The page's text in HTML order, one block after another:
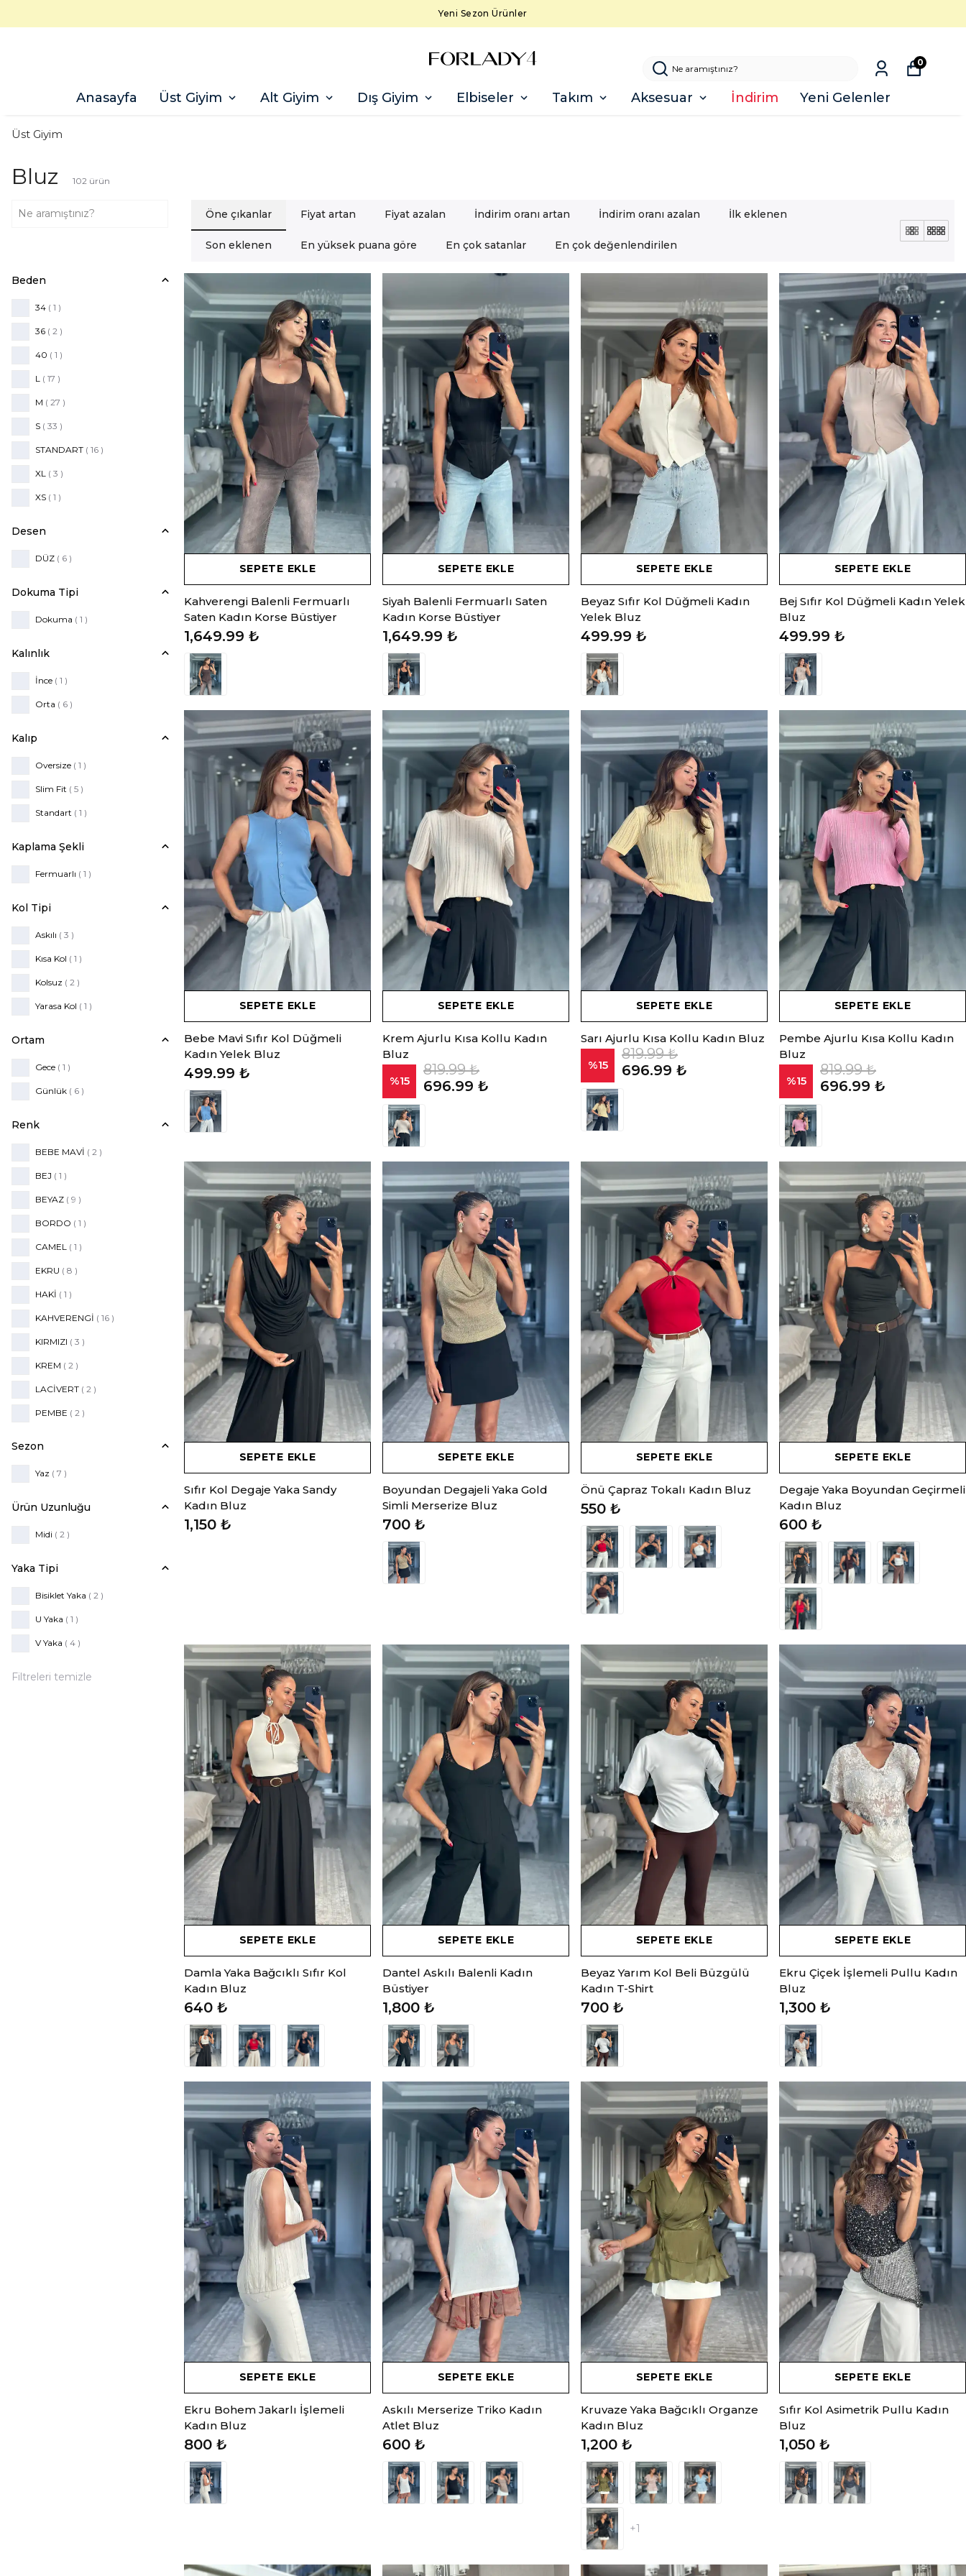
Yeni Sezon Ürünler
Anasayfa Üst Giyim Alt Giyim Dış Giyim Elbiseler Takım Aksesuar İndirim Yeni Gelenler
0
Üst Giyim
Bluz 102 ürün
Öne çıkanlar Fiyat artan Fiyat azalan İndirim oranı artan İndirim oranı azalan İlk eklenen
Son eklenen En yüksek puana göre En çok satanlar En çok değenlendirilen
Beden
34 ( 1 )
36 ( 2 )
40 ( 1 )
L ( 17 )
M ( 27 )
S ( 33 )
STANDART ( 16 )
XL ( 3 )
XS ( 1 )
Desen
DÜZ ( 6 )
Dokuma Tipi
Dokuma ( 1 )
Kalınlık
İnce ( 1 )
Orta ( 6 )
Kalıp
Oversize ( 1 )
Slim Fit ( 5 )
Standart ( 1 )
Kaplama Şekli
Fermuarlı ( 1 )
Kol Tipi
Askılı ( 3 )
Kısa Kol ( 1 )
Kolsuz ( 2 )
Yarasa Kol ( 1 )
Ortam
Gece ( 1 )
Günlük ( 6 )
Renk
BEBE MAVİ ( 2 )
BEJ ( 1 )
BEYAZ ( 9 )
BORDO ( 1 )
CAMEL ( 1 )
EKRU ( 8 )
HAKİ ( 1 )
KAHVERENGİ ( 16 )
KIRMIZI ( 3 )
KREM ( 2 )
LACİVERT ( 2 )
PEMBE ( 2 )
VİZON ( 1 )
Sezon
Yaz ( 7 )
Ürün Uzunluğu
Midi ( 2 )
Yaka Tipi
Bisiklet Yaka ( 2 )
U Yaka ( 1 )
V Yaka ( 4 )
Filtreleri temizle
SEPETE EKLE
Kahverengi Balenli Fermuarlı
Saten Kadın Korse Büstiyer
1,649.99 ₺
SEPETE EKLE
Siyah Balenli Fermuarlı Saten
Kadın Korse Büstiyer
1,649.99 ₺
SEPETE EKLE
Beyaz Sıfır Kol Düğmeli Kadın
Yelek Bluz
499.99 ₺
SEPETE EKLE
Bej Sıfır Kol Düğmeli Kadın Yelek
Bluz
499.99 ₺
SEPETE EKLE
Bebe Mavi Sıfır Kol Düğmeli
Kadın Yelek Bluz
499.99 ₺
SEPETE EKLE
Krem Ajurlu Kısa Kollu Kadın
Bluz
%15
819.99 ₺
696.99 ₺
SEPETE EKLE
Sarı Ajurlu Kısa Kollu Kadın Bluz
%15
819.99 ₺
696.99 ₺
SEPETE EKLE
Pembe Ajurlu Kısa Kollu Kadın
Bluz
%15
819.99 ₺
696.99 ₺
SEPETE EKLE
Sıfır Kol Degaje Yaka Sandy
Kadın Bluz
1,150 ₺
SEPETE EKLE
Boyundan Degajeli Yaka Gold
Simli Merserize Bluz
700 ₺
SEPETE EKLE
Önü Çapraz Tokalı Kadın Bluz
550 ₺
SEPETE EKLE
Degaje Yaka Boyundan Geçirmeli
Kadın Bluz
600 ₺
SEPETE EKLE
Damla Yaka Bağcıklı Sıfır Kol
Kadın Bluz
640 ₺
SEPETE EKLE
Dantel Askılı Balenli Kadın
Büstiyer
1,800 ₺
SEPETE EKLE
Beyaz Yarım Kol Beli Büzgülü
Kadın T-Shirt
700 ₺
SEPETE EKLE
Ekru Çiçek İşlemeli Pullu Kadın
Bluz
1,300 ₺
SEPETE EKLE
Ekru Bohem Jakarlı İşlemeli
Kadın Bluz
800 ₺
SEPETE EKLE
Askılı Merserize Triko Kadın
Atlet Bluz
600 ₺
SEPETE EKLE
Kruvaze Yaka Bağcıklı Organze
Kadın Bluz
1,200 ₺
+1
SEPETE EKLE
Sıfır Kol Asimetrik Pullu Kadın
Bluz
1,050 ₺